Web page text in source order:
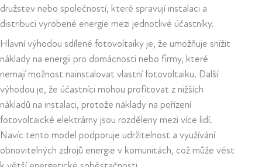
družstev nebo společností, které spravují instalaci a
distribuci vyrobené energie mezi jednotlivé účastníky.
Hlavní výhodou sdílené fotovoltaiky je, že umožňuje snížit
náklady na energii pro domácnosti nebo firmy, které
nemají možnost nainstalovat vlastní fotovoltaiku. Další
výhodou je, že účastníci mohou profitovat z nižších
nákladů na instalaci, protože náklady na pořízení
fotovoltaické elektrárny jsou rozděleny mezi více lidí.
Navíc tento model podporuje udržitelnost a využívání
obnovitelných zdrojů energie v komunitách, což může vést